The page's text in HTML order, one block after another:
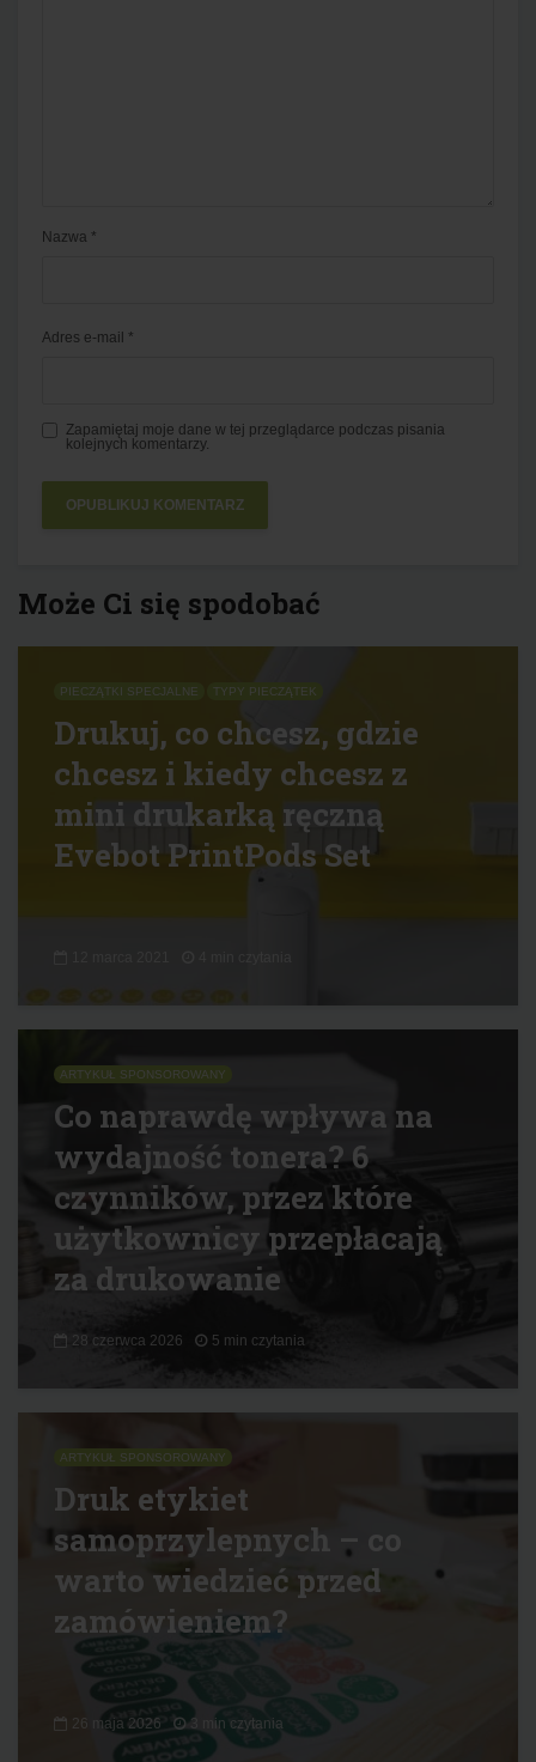
Nazwa *
Adres e-mail *
Zapamiętaj moje dane w tej przeglądarce podczas pisania
kolejnych komentarzy.
Może Ci się spodobać
PIECZĄTKI SPECJALNE TYPY PIECZĄTEK
Drukuj, co chcesz, gdzie
chcesz i kiedy chcesz z
mini drukarką ręczną
Evebot PrintPods Set
ARTYKUŁ SPONSOROWANY
Co naprawdę wpływa na
wydajność tonera? 6
czynników, przez które
użytkownicy przepłacają
za drukowanie
28 czerwca 2026 5 min czytania
ARTYKUŁ SPONSOROWANY
Druk etykiet
samoprzylepnych – co
warto wiedzieć przed
zamówieniem?
26 maja 2026 3 min czytania